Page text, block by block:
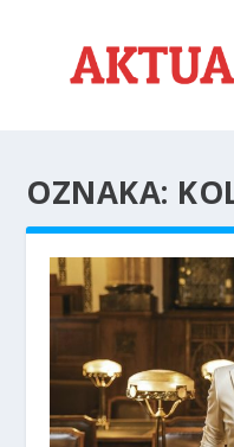
OZNAKA: